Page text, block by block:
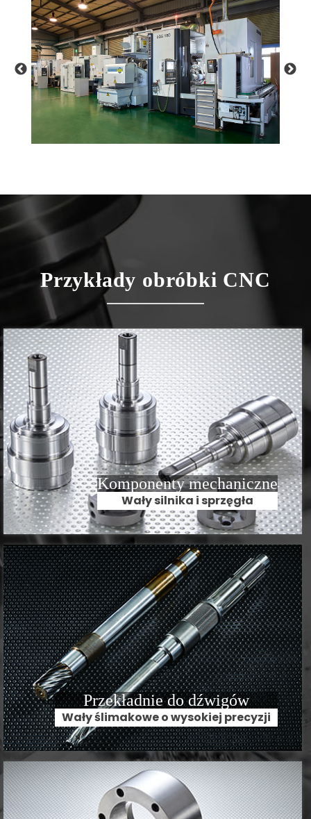
Przykłady obróbki CNC
Komponenty mechaniczne
Wały silnika i sprzęgła
Przekładnie do dźwigów
Wały ślimakowe o wysokiej precyzji